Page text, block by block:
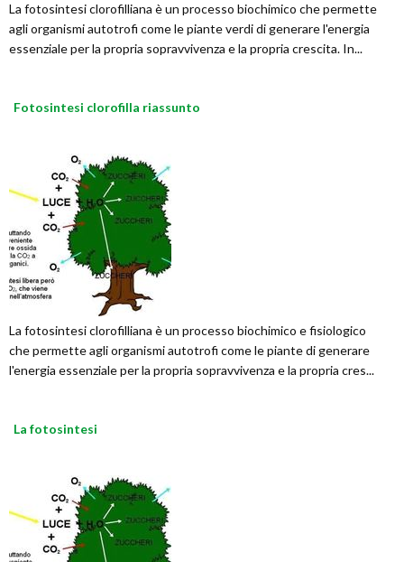
La fotosintesi clorofilliana è un processo biochimico che permette
agli organismi autotrofi come le piante verdi di generare l'energia
essenziale per la propria sopravvivenza e la propria crescita. In...
Fotosintesi clorofilla riassunto
La fotosintesi clorofilliana è un processo biochimico e fisiologico
che permette agli organismi autotrofi come le piante di generare
l'energia essenziale per la propria sopravvivenza e la propria cres...
La fotosintesi